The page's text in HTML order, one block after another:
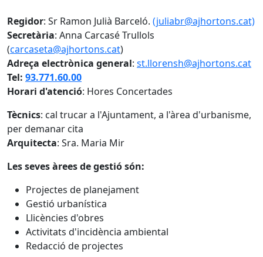
Regidor: Sr Ramon Julià Barceló. (juliabr@ajhortons.cat)
Secretària: Anna Carcasé Trullols
(carcaseta@ajhortons.cat)
Adreça electrònica general: st.llorensh@ajhortons.cat
Tel: 93.771.60.00
Horari d'atenció: Hores Concertades
Tècnics: cal trucar a l'Ajuntament, a l'àrea d'urbanisme,
per demanar cita
Arquitecta: Sra. Maria Mir
Les seves àrees de gestió són:
Projectes de planejament
Gestió urbanística
Llicències d'obres
Activitats d'incidència ambiental
Redacció de projectes